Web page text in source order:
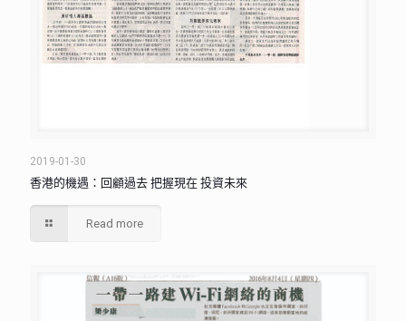
2019-01-30
香港的機遇：回顧過去 把握現在 投資未來
Read more